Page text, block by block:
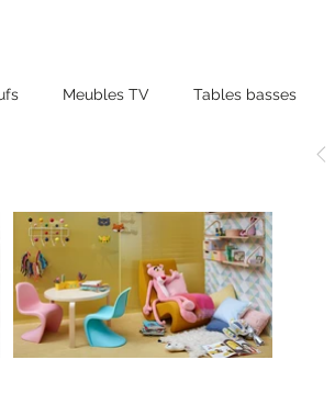
Meubles TV Tables basses